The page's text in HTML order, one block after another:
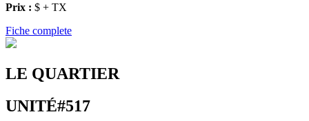
Prix : $ + TX
Fiche complete
LE QUARTIER
UNITÉ#517